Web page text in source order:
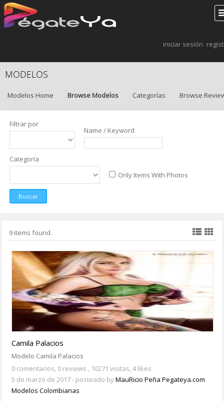
iniciar sesión
MODELOS
Modelos Home Browse Modelos Categorías Browse
Filtrar por
Name / Keyword
Categoría
Only Items With Photos
Buscar
9 items found.
Camila Palacios
Modelo Camila Palacios
0 comentarios, 0 reviews , 10271 visitas, 4 likes
5 de marzo de 2017- posteado byMauRicio Peña Pegateya.com
Modelos Colombianas